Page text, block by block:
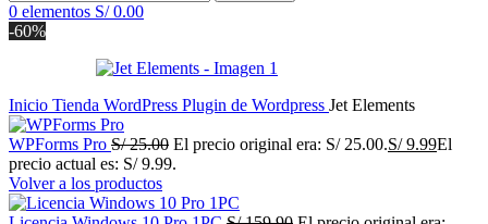
0 elementos S/0.00
-60%
Inicio Tienda WordPress Plugin de Wordpress Jet Elements
WPForms Pro S/25.00 El precio original era: S/ 25.00.S/9.99El
precio actual es: S/ 9.99.
Volver a los productos